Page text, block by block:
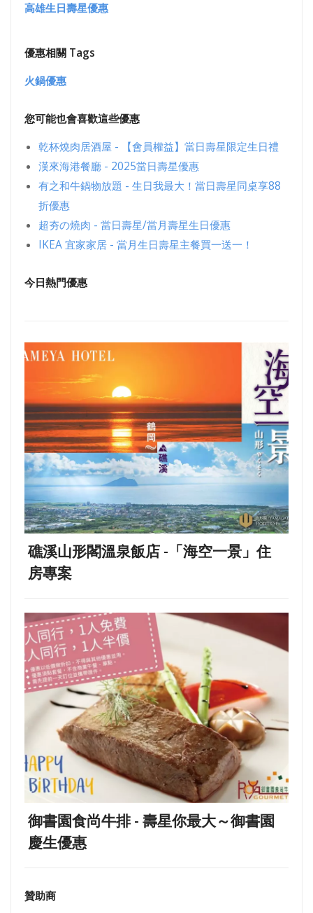
高雄生日壽星優惠
優惠相關 Tags
火鍋優惠
您可能也會喜歡這些優惠
乾杯燒肉居酒屋 - 【會員權益】當日壽星限定生日禮
漢來海港餐廳 - 2025當日壽星優惠
有之和牛鍋物放題 - 生日我最大！當日壽星同桌享88
折優惠
超夯の燒肉 - 當日壽星/當月壽星生日優惠
IKEA 宜家家居 - 當月生日壽星主餐買一送一！
今日熱門優惠
礁溪山形閣溫泉飯店 -「海空一景」住
房專案
御書園食尚牛排 - 壽星你最大～御書園
慶生優惠
贊助商